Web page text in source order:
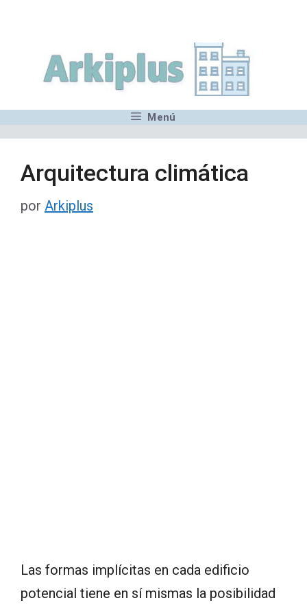
contenido
Menú
Arquitectura climática
por Arkiplus
Las formas implícitas en cada edificio
potencial tiene en sí mismas la posibilidad